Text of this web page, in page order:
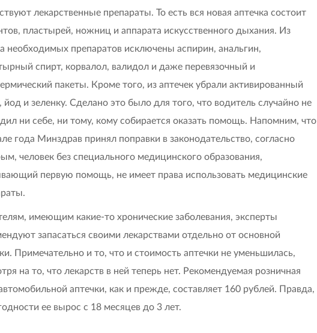
лекарственные препараты. То есть вся новая аптечка состоит
пластырей, ножниц и аппарата искусственного дыхания. Из
необходимых препаратов исключены аспирин, анальгин,
спирт, корвалол, валидол и даже перевязочный и
пакеты. Кроме того, из аптечек убрали активированный
йод и зеленку. Сделано это было для того, что водитель случайно не
ни себе, ни тому, кому собирается оказать помощь. Напомним, что
года Минздрав принял поправки в законодательство, согласно
человек без специального медицинского образования,
первую помощь, не имеет права использовать медицинские
имеющим какие-то хронические заболевания, эксперты
запасаться своими лекарствами отдельно от основной
Примечательно и то, что и стоимость аптечки не уменьшилась,
на то, что лекарств в ней теперь нет. Рекомендуемая розничная
аптечки, как и прежде, составляет 160 рублей. Правда,
ее вырос с 18 месяцев до 3 лет.